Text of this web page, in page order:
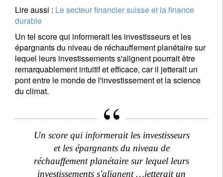
Lire aussi : Le secteur financier suisse et la finance
durable
Un tel score qui informerait les investisseurs et les
épargnants du niveau de réchauffement planétaire sur
lequel leurs investissements s'alignent pourrait être
remarquablement intuitif et efficace, car il jetterait un
pont entre le monde de l'investissement et la science
du climat.
Un score qui informerait les investisseurs
et les épargnants du niveau de
réchauffement planétaire sur lequel leurs
investissements s'alignent …jetterait un